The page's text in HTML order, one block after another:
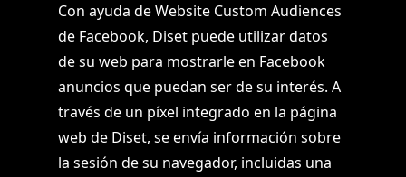
Con ayuda de Website Custom Audiences
de Facebook, Diset puede utilizar datos
de su web para mostrarle en Facebook
anuncios que puedan ser de su interés. A
través de un píxel integrado en la página
web de Diset, se envía información sobre
la sesión de su navegador, incluidas una